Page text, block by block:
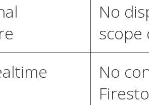
No
scope
No